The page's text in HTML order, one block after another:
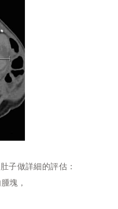
子做詳細的評估：
塊，